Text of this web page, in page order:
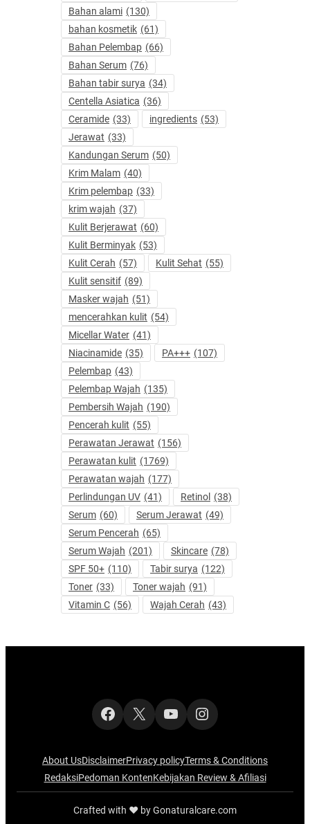
Bahan alami (130)
bahan kosmetik (61)
Bahan Pelembap (66)
Bahan Serum (76)
Bahan tabir surya (34)
Centella Asiatica (36)
Ceramide (33) ingredients (53)
Jerawat (33)
Kandungan Serum (50)
Krim Malam (40)
Krim pelembap (33)
krim wajah (37)
Kulit Berjerawat (60)
Kulit Berminyak (53)
Kulit Cerah (57) Kulit Sehat (55)
Kulit sensitif (89)
Masker wajah (51)
mencerahkan kulit (54)
Micellar Water (41)
Niacinamide (35) PA+++ (107)
Pelembap (43)
Pelembap Wajah (135)
Pembersih Wajah (190)
Pencerah kulit (55)
Perawatan Jerawat (156)
Perawatan kulit (1769)
Perawatan wajah (177)
Perlindungan UV (41) Retinol (38)
Serum (60) Serum Jerawat (49)
Serum Pencerah (65)
Serum Wajah (201) Skincare (78)
SPF 50+ (110) Tabir surya (122)
Toner (33) Toner wajah (91)
Vitamin C (56) Wajah Cerah (43)
Facebook
X YouTubeInstagram
About UsDisclaimerPrivacy policyTerms & Conditions
RedaksiPedoman KontenKebijakan Review & Afiliasi
Crafted with ‪‪❤︎‬ by Gonaturalcare.com